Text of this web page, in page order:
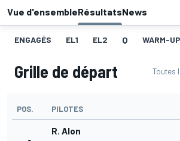
Vue d'ensembleRésultatsNews
ENGAGÉS EL1 EL2 Q WARM-UP
Grille de départ Toutes
POS. PILOTES
R. Alon